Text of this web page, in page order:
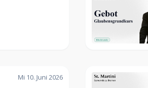
Mi 10. Juni 2026